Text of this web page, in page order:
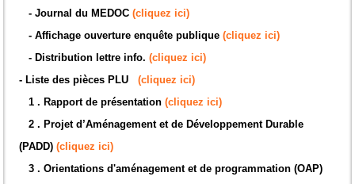
- Journal du MEDOC(cliquez ici)
- Affichage ouverture enquête publique(cliquez ici)
- Distribution lettre info.(cliquez ici)
- Liste des pièces PLU(cliquez ici)
1 . Rapport de présentation (cliquez ici)
2 . Projet d’Aménagement et de Développement Durable
(PADD)(cliquez ici)
3 . Orientations d'aménagement et de programmation (OAP)